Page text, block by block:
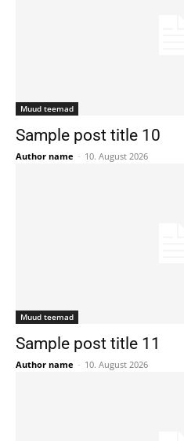
Muud teemad
Sample post title 10
Author name - 10. August 2026
Muud teemad
Sample post title 11
Author name - 10. August 2026